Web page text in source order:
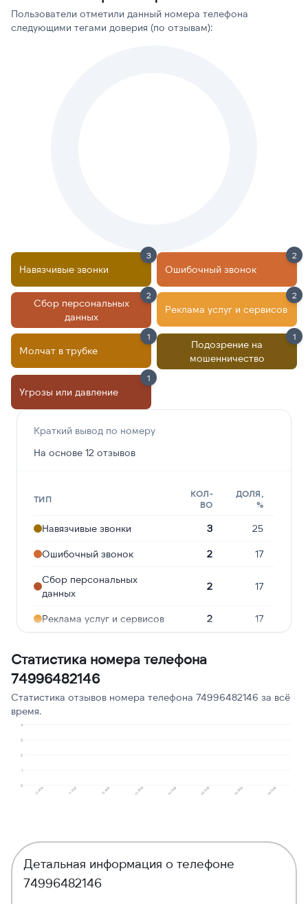
Пользователи отметили данный номера телефона
следующими тегами доверия (по отзывам):
Навязчивые звонки
3
Ошибочный звонок
2
Сбор персональных
данных
2
Реклама услуг и сервисов
2
Молчат в трубке
1
Подозрение на
мошенничество
1
Угрозы или давление
1
Краткий вывод по номеру
На основе 12 отзывов
ТИП
КОЛ-
ВО
ДОЛЯ,
%
Навязчивые звонки 3 25
Ошибочный звонок 2 17
Сбор персональных
данных
2 17
Реклама услуг и сервисов 2 17
мошенничество
Статистика номера телефона
74996482146
Статистика отзывов номера телефона 74996482146 за всё
время.
0
1
2
3
4
10.2025 11.2025 12.2025 01.2026 02.2026 03.2026 05.2026 06.2026
Детальная информация о телефоне
74996482146